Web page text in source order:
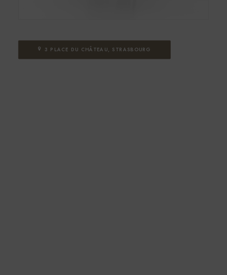
3 PLACE DU CHÂTEAU, STRASBOURG